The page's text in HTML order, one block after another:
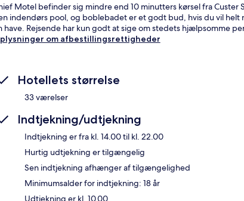
Motel befinder sig mindre end 10 minutters kørsel fra Custer
indendørs pool, og boblebadet er et godt bud, hvis du vil helt
have. Rejsende har kun godt at sige om stedets hjælpsomme
om afbestillingsrettigheder
Hotellets størrelse
33 værelser
Indtjekning/udtjekning
Indtjekning er fra kl. 14.00 til kl. 22.00
Hurtig udtjekning er tilgængelig
Sen indtjekning afhænger af tilgængelighed
Minimumsalder for indtjekning: 18 år
Udtjekning er kl. 10.00